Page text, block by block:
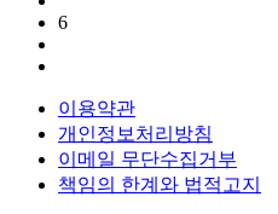
6
이용약관
개인정보처리방침
이메일 무단수집거부
책임의 한계와 법적고지